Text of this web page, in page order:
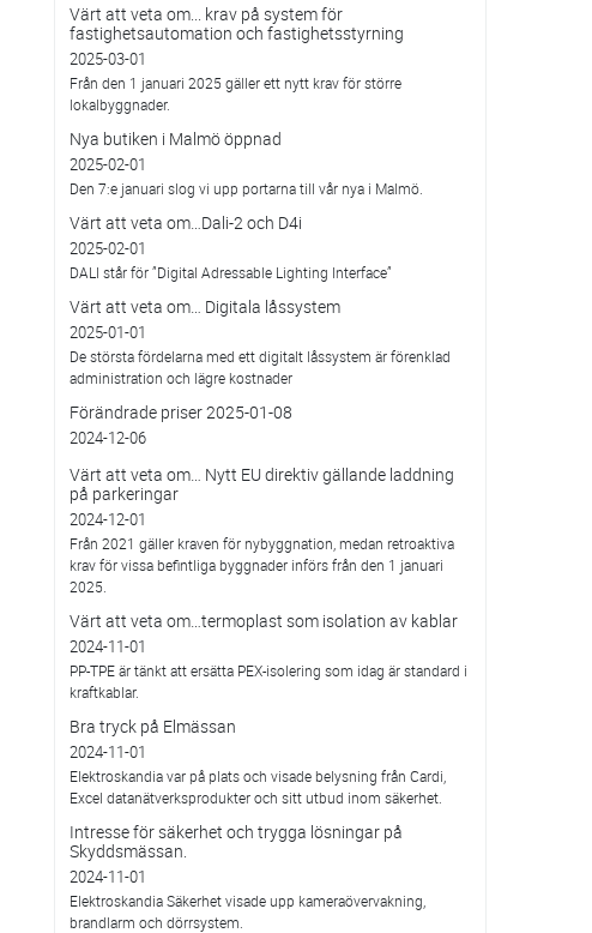
Värt att veta om... krav på system för
fastighetsautomation och fastighetsstyrning
2025-03-01
Från den 1 januari 2025 gäller ett nytt krav för större
lokalbyggnader.
Nya butiken i Malmö öppnad
2025-02-01
Den 7:e januari slog vi upp portarna till vår nya i Malmö.
Värt att veta om…Dali-2 och D4i
2025-02-01
DALI står för ”Digital Adressable Lighting Interface”
Värt att veta om… Digitala låssystem
2025-01-01
De största fördelarna med ett digitalt låssystem är förenklad
administration och lägre kostnader
Förändrade priser 2025-01-08
2024-12-06
Värt att veta om… Nytt EU direktiv gällande laddning
på parkeringar
2024-12-01
Från 2021 gäller kraven för nybyggnation, medan retroaktiva
krav för vissa befintliga byggnader införs från den 1 januari
2025.
Värt att veta om…termoplast som isolation av kablar
2024-11-01
PP-TPE är tänkt att ersätta PEX-isolering som idag är standard i
kraftkablar.
Bra tryck på Elmässan
2024-11-01
Elektroskandia var på plats och visade belysning från Cardi,
Excel datanätverksprodukter och sitt utbud inom säkerhet.
Intresse för säkerhet och trygga lösningar på
Skyddsmässan.
2024-11-01
Elektroskandia Säkerhet visade upp kameraövervakning,
brandlarm och dörrsystem.